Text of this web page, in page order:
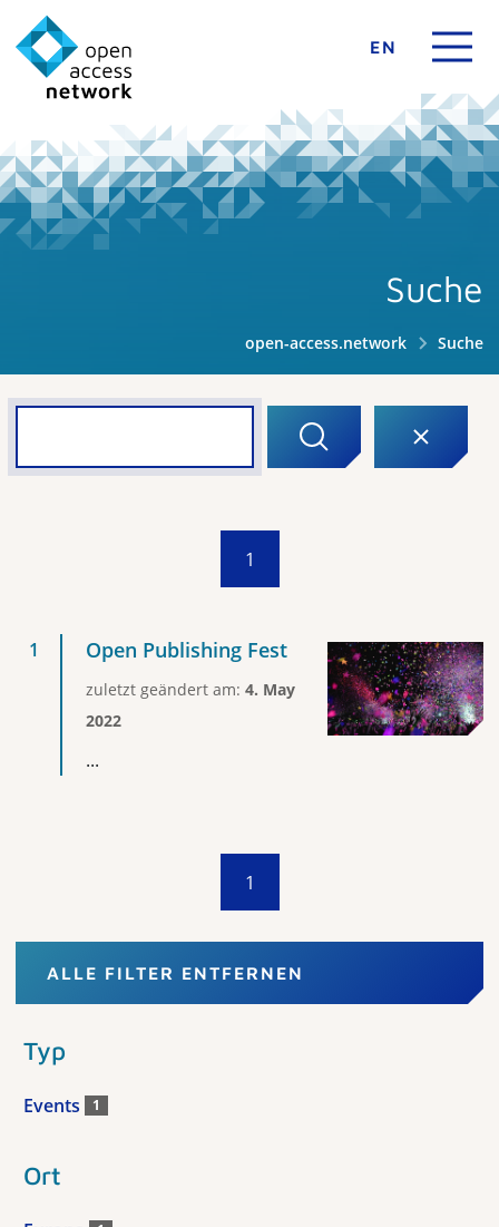
EN
Suche
open-access.network Suche
1
Open Publishing Fest
zuletzt geändert am: 4. May
2022
...
1
ALLE FILTER ENTFERNEN
Typ
Events 1
Ort